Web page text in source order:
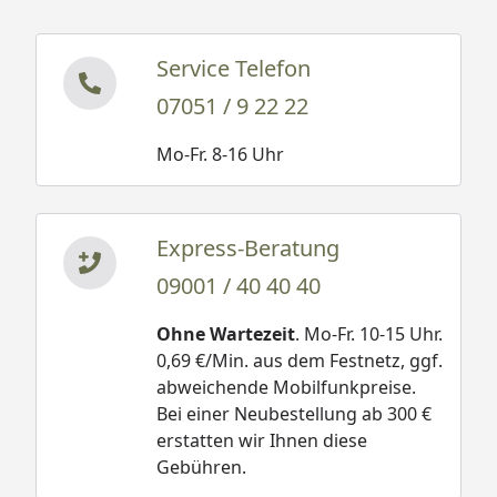
für Ihre Gartengeräte)
Anbauschuppen
Zusatz- Fenster
Fensterladen
Terrassendielen Komplett-Bausatz
Weka 28 mm Gartenhaus 112 Gr. 1
Montageanleitung
Weka 28 mm Gartenhaus 112 Gr. 2
Montageanleitung
Weka 28 mm Gartenhaus 112 Gr. 3
Service Telefon
07051 / 9 22 22
Mo-Fr. 8-16 Uhr
Express-Beratung
09001 / 40 40 40
Ohne Wartezeit. Mo-Fr. 10-15 Uhr.
0,69 €/Min. aus dem Festnetz, ggf.
abweichende Mobilfunkpreise.
Bei einer Neubestellung ab 300 €
erstatten wir Ihnen diese
Gebühren.